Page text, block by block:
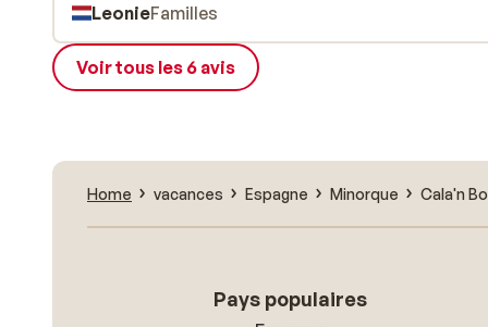
LeonieFamilles
Voir tous les 6 avis
Home vacances Espagne Minorque Cala'n
Pays populaires